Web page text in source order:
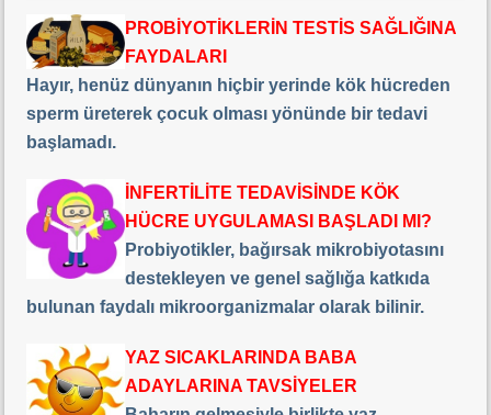
PROBİYOTİKLERİN TESTİS SAĞLIĞINA
FAYDALARI
Hayır, henüz dünyanın hiçbir yerinde kök hücreden
sperm üreterek çocuk olması yönünde bir tedavi
başlamadı.
İNFERTİLİTE TEDAVİSİNDE KÖK
HÜCRE UYGULAMASI BAŞLADI MI?
Probiyotikler, bağırsak mikrobiyotasını
destekleyen ve genel sağlığa katkıda
bulunan faydalı mikroorganizmalar olarak bilinir.
YAZ SICAKLARINDA BABA
ADAYLARINA TAVSİYELER